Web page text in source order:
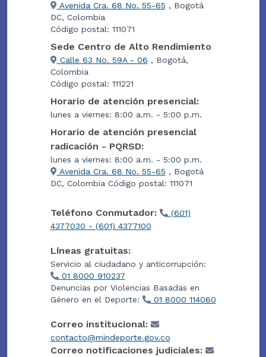
Avenida Cra. 68 No. 55-65 , Bogotá
DC, Colombia
Código postal: 111071
Sede Centro de Alto Rendimiento
Calle 63 No. 59A - 06 , Bogotá,
Colombia
Código postal: 111221
Horario de atención presencial:
lunes a viernes: 8:00 a.m. - 5:00 p.m.
Horario de atención presencial
radicación - PQRSD:
lunes a viernes: 8:00 a.m. - 5:00 p.m.
Avenida Cra. 68 No. 55-65 , Bogotá
DC, Colombia Código postal: 111071
Teléfono Conmutador:
(601)
4377030 - (601) 4377100
Líneas gratuitas:
Servicio al ciudadano y anticorrupción:
01 8000 910237
Denuncias por Violencias Basadas en
Género en el Deporte:
01 8000 114060
Correo institucional:
contacto@mindeporte.gov.co
Correo notificaciones judiciales: